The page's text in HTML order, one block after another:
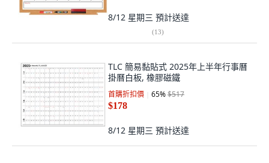
8/12 星期三 預計送達
(13)
TLC 簡易黏貼式 2025年上半年行事曆
掛曆白板, 橡膠磁鐵
首購折扣價 65%$517
$178
8/12 星期三 預計送達